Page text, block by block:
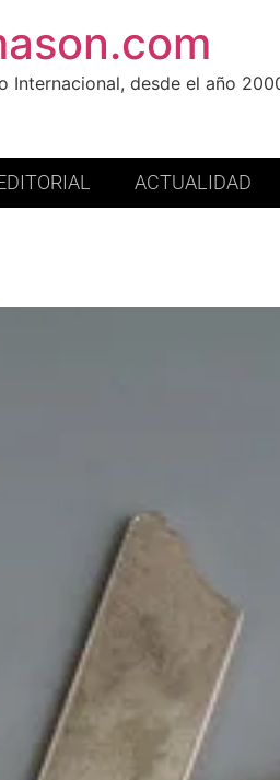
Internacional, desde el año
ACTUALIDAD